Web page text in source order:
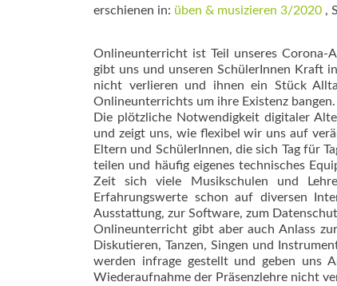
erschienen in: üben & musizieren 3/2020 ,
Onlineunterricht ist Teil unseres Corona-
gibt uns und unseren SchülerInnen Kraft
nicht verlieren und ihnen ein Stück
Onlineunterrichts um ihre Existenz bangen.
Die plötzliche Notwendigkeit digitaler
und zeigt uns, wie flexibel wir uns auf
Eltern und SchülerInnen, die sich Tag für
teilen und häufig eigenes technisches
Zeit sich viele Musikschulen und
Erfahrungswerte schon auf diversen
Ausstattung, zur Software, zum
Onlineunterricht gibt aber auch Anlass
Diskutieren, Tanzen, Singen und
werden infrage gestellt und geben uns
Wiederaufnahme der Präsenzlehre nicht